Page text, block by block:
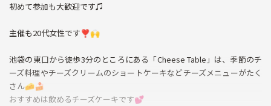
初めて参加も大歓迎です♫
主催も20代女性です❣️🙌
池袋の東口から徒歩3分のところにある「Cheese Table」は、季節のチ
ーズ料理やチーズクリームのショートケーキなどチーズメニューがたく
さん🧀🍰
おすすめは飲めるチーズケーキです💕